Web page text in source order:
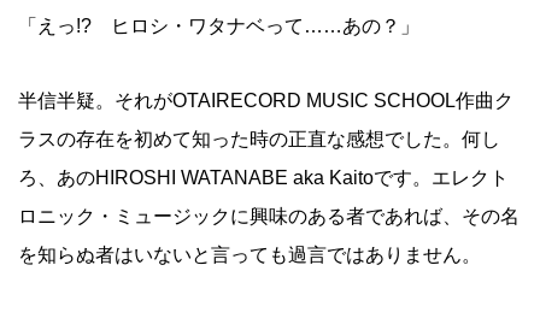
「えっ!? ヒロシ・ワタナベって……あの？」
半信半疑。それがOTAIRECORD MUSIC SCHOOL作曲ク
ラスの存在を初めて知った時の正直な感想でした。何し
ろ、あのHIROSHI WATANABE aka Kaitoです。エレクト
ロニック・ミュージックに興味のある者であれば、その名
を知らぬ者はいないと言っても過言ではありません。